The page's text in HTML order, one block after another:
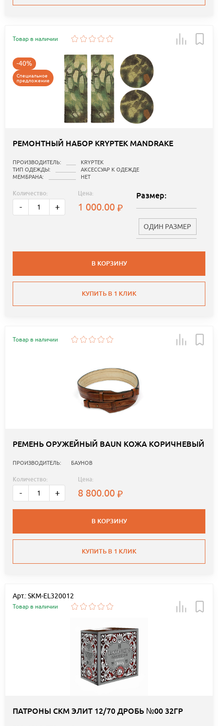
Товар в наличии
-40%
Специальное
предложение
РЕМОНТНЫЙ НАБОР KRYPTEK MANDRAKE
ПРОИЗВОДИТЕЛЬ:
KRYPTEK
ТИП ОДЕЖДЫ:
АКСЕССУАР К ОДЕЖДЕ
МЕМБРАНА:
НЕТ
Количество:
- +
Цена:
1 000.00
Размер:
ОДИН РАЗМЕР
В КОРЗИНУ
КУПИТЬ В 1 КЛИК
Товар в наличии
РЕМЕНЬ ОРУЖЕЙНЫЙ BAUN КОЖА КОРИЧНЕВЫЙ
ПРОИЗВОДИТЕЛЬ: БАУНОВ
Количество:
- +
Цена:
8 800.00
В КОРЗИНУ
КУПИТЬ В 1 КЛИК
Арт.: SKM-EL320012
Товар в наличии
ПАТРОНЫ СКМ ЭЛИТ 12/70 ДРОБЬ №00 32ГР